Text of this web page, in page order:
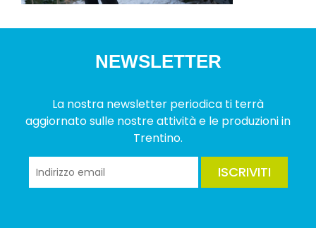
NEWSLETTER
La nostra newsletter periodica ti terrà
aggiornato sulle nostre attività e le produzioni in
Trentino.
ISCRIVITI